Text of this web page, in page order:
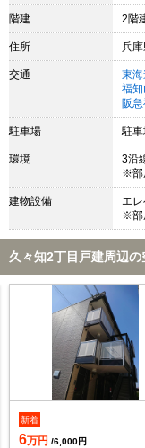
階建 2階
住所 兵庫
交通 東
福
阪
駐車場 駐車
環境
3沿
※部
建物設備
エ
※部
久々知2丁目戸建周辺の
新着
6万円 /6,000円